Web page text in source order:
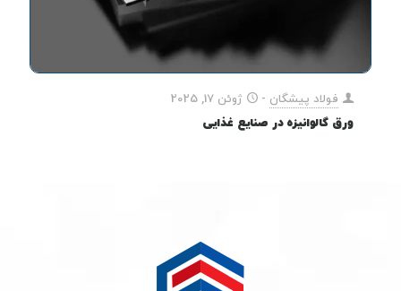
فولاد پیشگان -
ژوئن 17, 2025
ورق گالوانیزه در صنایع غذایی